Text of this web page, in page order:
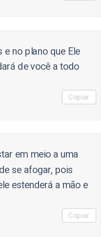
e no plano que Ele
de você a todo
Copiar
em meio a uma
se afogar, pois
estenderá a mão e
Copiar